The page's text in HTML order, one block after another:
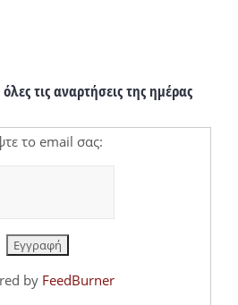
τις αναρτήσεις της ημέρας
το email σας:
by FeedBurner